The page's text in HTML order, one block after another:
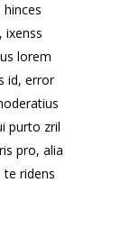
ixenss
lorem
id, error
purto zril
pro, alia
ridens